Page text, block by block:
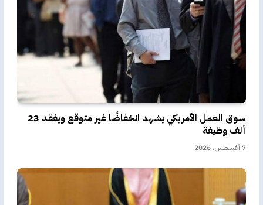
سوق العمل الأمريكي يشهد انخفاضًا غير متوقع ويفقد 23
ألف وظيفة
7 أغسطس، 2026